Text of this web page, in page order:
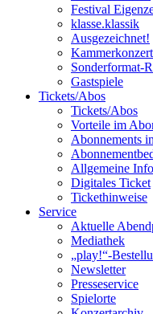
Festival
klasse.klassik
Ausgezeichnet!
Sonderformat-
Gastspiele
Tickets/Abos
Tickets/Abos
Vorteile im
Abonnements
Allgemeine
Digitales Ticket
Ticket­hinweise
Service
Aktuelle
Mediathek
„play!“-
Newsletter
Presseservice
Spielorte